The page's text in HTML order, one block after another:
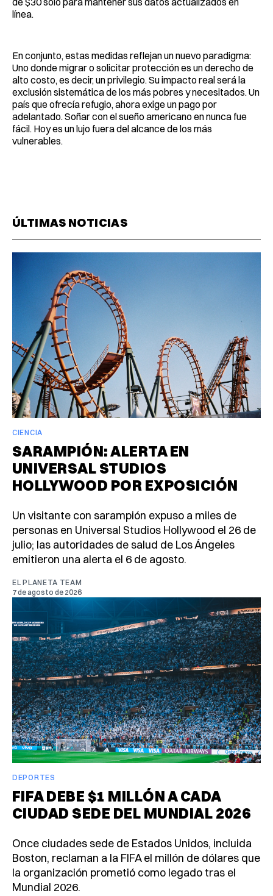
línea.
En conjunto, estas medidas reflejan un nuevo paradigma:
Uno donde migrar o solicitar protección es un derecho de
alto costo, es decir, un privilegio. Su impacto real será la
exclusión sistemática de los más pobres y necesitados. Un
país que ofrecía refugio, ahora exige un pago por
adelantado. Soñar con el sueño americano en nunca fue
fácil. Hoy es un lujo fuera del alcance de los más
vulnerables.
ÚLTIMAS NOTICIAS
CIENCIA
SARAMPIÓN: ALERTA EN
UNIVERSAL STUDIOS
HOLLYWOOD POR EXPOSICIÓN
Un visitante con sarampión expuso a miles de
personas en Universal Studios Hollywood el 26 de
julio; las autoridades de salud de Los Ángeles
emitieron una alerta el 6 de agosto.
EL PLANETA TEAM
7 de agosto de 2026
DEPORTES
FIFA DEBE $1 MILLÓN A CADA
CIUDAD SEDE DEL MUNDIAL 2026
Once ciudades sede de Estados Unidos, incluida
Boston, reclaman a la FIFA el millón de dólares que
la organización prometió como legado tras el
Mundial 2026.